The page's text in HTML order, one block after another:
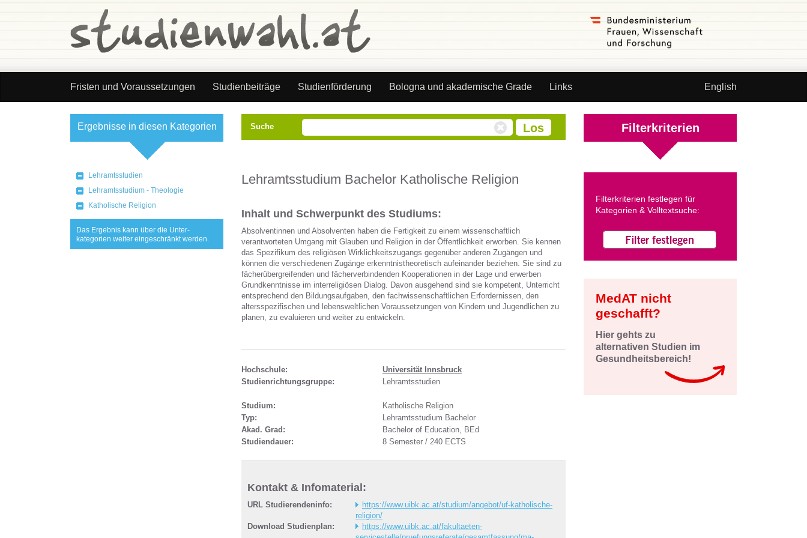
Fristen und Voraussetzungen Studienbeiträge Studienförderung Bologna und akademische Grade Links English
Kategorie wählen
Ergebnisse in diesen Kategorien
Lehramtsstudien
Lehramtsstudium - Theologie
Katholische Religion
Das Ergebnis kann über die Unter-
kategorien weiter eingeschränkt werden.
Filterkriterien
Filterkriterien festlegen für
Kategorien & Volltextsuche:
MedAT nicht
geschafft?
Hier gehts zu
alternativen Studien im
Gesundheitsbereich!
Suche
Lehramtsstudium Bachelor Katholische Religion
Inhalt und Schwerpunkt des Studiums:
Absolventinnen und Absolventen haben die Fertigkeit zu einem wissenschaftlich
verantworteten Umgang mit Glauben und Religion in der Öffentlichkeit erworben. Sie kennen
das Spezifikum des religiösen Wirklichkeitszugangs gegenüber anderen Zugängen und
können die verschiedenen Zugänge erkenntnistheoretisch aufeinander beziehen. Sie sind zu
fächerübergreifenden und fächerverbindenden Kooperationen in der Lage und erwerben
Grundkenntnisse im interreligiösen Dialog. Davon ausgehend sind sie kompetent, Unterricht
entsprechend den Bildungsaufgaben, den fachwissenschaftlichen Erfordernissen, den
altersspezifischen und lebensweltlichen Voraussetzungen von Kindern und Jugendlichen zu
planen, zu evaluieren und weiter zu entwickeln.
Hochschule:
Universität Innsbruck
Studienrichtungsgruppe:
Lehramtsstudien
Studium:
Katholische Religion
Typ:
Lehramtsstudium Bachelor
Akad. Grad:
Bachelor of Education, BEd
Studiendauer:
8 Semester / 240 ECTS
Kontakt & Infomaterial:
URL Studierendeninfo:
https://www.uibk.ac.at/studium/angebot/uf-katholische-
religion/
Download Studienplan:
https://www.uibk.ac.at/fakultaeten-